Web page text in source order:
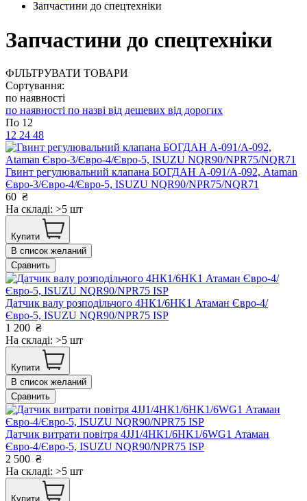
Запчастини до спецтехніки
Запчастини до спецтехніки
ФІЛЬТРУВАТИ ТОВАРИ
Сортування:
по наявності
по наявності по назві від дешевих від дорогих
По 12
12 24 48
Гвинт регулювальний клапана БОГДАН А-091/А-092, Ataman
Євро-3/Євро-4/Євро-5, ISUZU NQR90/NPR75/NQR71
60 ₴
На складі: >5 шт
Купити
В список желаний
Сравнить
Датчик валу розподільчого 4НК1/6HK1 Атаман Євро-4/
Євро-5, ISUZU NQR90/NPR75 ISP
1 200 ₴
На складі: >5 шт
Купити
В список желаний
Сравнить
Датчик витрати повітря 4JJ1/4НК1/6HK1/6WG1 Атаман
Євро-4/Євро-5, ISUZU NQR90/NPR75 ISP
2 500 ₴
На складі: >5 шт
Купити